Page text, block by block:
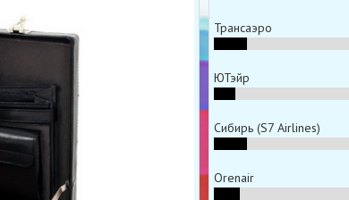
Трансаэро
ЮТэйр
Сибирь (S7 Airlines)
Orenair